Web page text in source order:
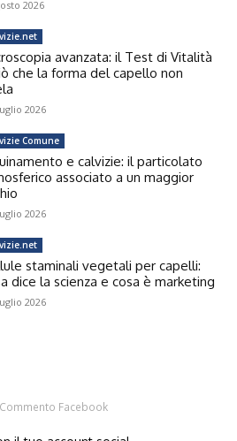
2026
avanzata: il Test di Vitalità
che la forma del capello non
2026
Comune
e calvizie: il particolato
associato a un maggior
2026
staminali vegetali per capelli:
dice la scienza e cosa è marketing
2026
Commento Facebook